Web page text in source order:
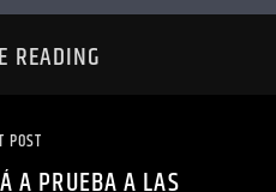
READING
POST
A PRUEBA A LAS